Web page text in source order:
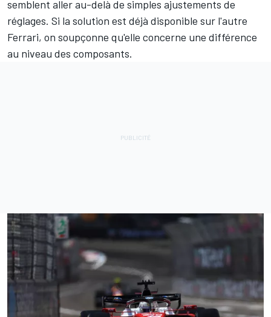
semblent aller au-delà de simples ajustements de
réglages. Si la solution est déjà disponible sur l'autre
Ferrari, on soupçonne qu'elle concerne une différence
au niveau des composants.